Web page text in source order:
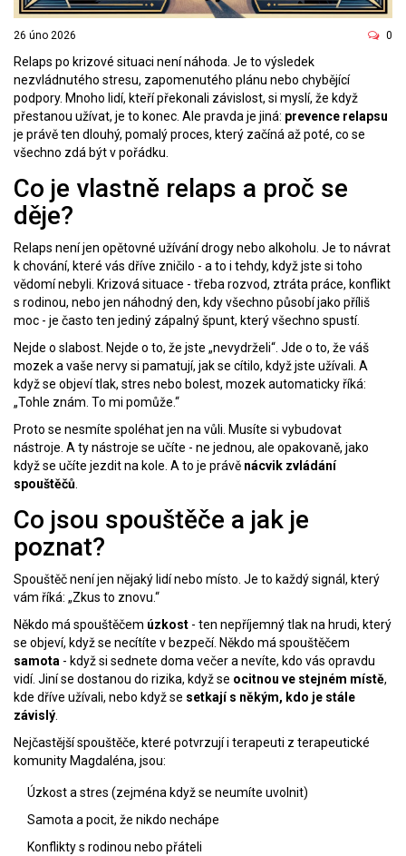
26 úno 2026 0
Relaps po krizové situaci není náhoda. Je to výsledek
nezvládnutého stresu, zapomenutého plánu nebo chybějící
podpory. Mnoho lidí, kteří překonali závislost, si myslí, že když
přestanou užívat, je to konec. Ale pravda je jiná: prevence relapsu
je právě ten dlouhý, pomalý proces, který začíná až poté, co se
všechno zdá být v pořádku.
Co je vlastně relaps a proč se
děje?
Relaps není jen opětovné užívání drogy nebo alkoholu. Je to návrat
k chování, které vás dříve zničilo - a to i tehdy, když jste si toho
vědomí nebyli. Krizová situace - třeba rozvod, ztráta práce, konflikt
s rodinou, nebo jen náhodný den, kdy všechno působí jako příliš
moc - je často ten jediný zápalný špunt, který všechno spustí.
Nejde o slabost. Nejde o to, že jste „nevydrželi“. Jde o to, že váš
mozek a vaše nervy si pamatují, jak se cítilo, když jste užívali. A
když se objeví tlak, stres nebo bolest, mozek automaticky říká:
„Tohle znám. To mi pomůže.“
Proto se nesmíte spoléhat jen na vůli. Musíte si vybudovat
nástroje. A ty nástroje se učíte - ne jednou, ale opakovaně, jako
když se učíte jezdit na kole. A to je právě nácvik zvládání
spouštěčů
Co jsou spouštěče a jak je
poznat?
Spouštěč není jen nějaký lidí nebo místo. Je to každý signál, který
vám říká: „Zkus to znovu.“
Někdo má spouštěčem úzkost - ten nepříjemný tlak na hrudi, který
se objeví, když se necítíte v bezpečí. Někdo má spouštěčem
samota - když si sednete doma večer a nevíte, kdo vás opravdu
vidí. Jiní se dostanou do rizika, když se ocitnou ve stejném místě,
kde dříve užívali, nebo když se setkají s někým, kdo je stále
závislý
Nejčastější spouštěče, které potvrzují i terapeuti z terapeutické
komunity Magdaléna, jsou:
Úzkost a stres (zejména když se neumíte uvolnit)
Samota a pocit, že nikdo nechápe
Konflikty s rodinou nebo přáteli